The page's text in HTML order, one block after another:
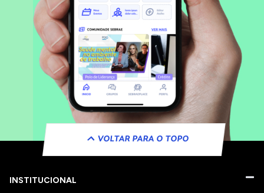
VOLTAR PARA O TOPO
INSTITUCIONAL